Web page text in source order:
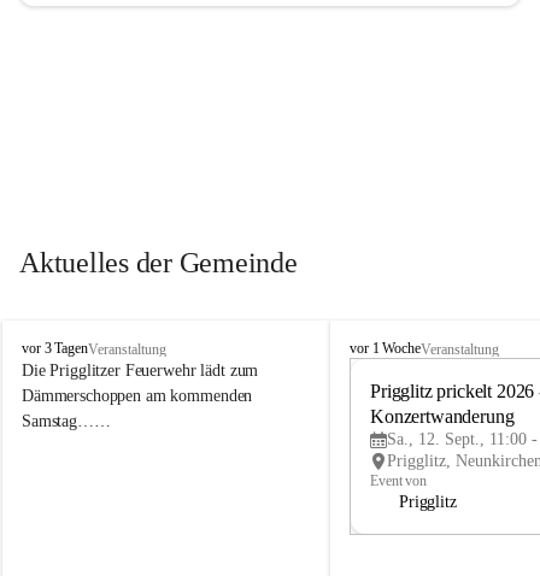
Aktuelles der Gemeinde
P
r
i
g
vor 3 TagenVeranstaltung
Die Prigglitzer Feuerwehr lädt zum
Dämmerschoppen am kommenden
Samstag……
P
vor 1 WocheVeranstaltung
Prigglitz prickelt 2026
Konzertwanderung
Sa., 12. Sept., 11:00
Event von
Prigglitz